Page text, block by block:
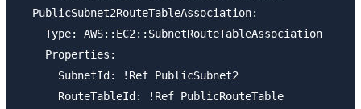
  PublicSubnet2RouteTableAssociation:
    Type: AWS::EC2::SubnetRouteTableAssociation
    Properties:
      SubnetId: !Ref PublicSubnet2
      RouteTableId: !Ref PublicRouteTable